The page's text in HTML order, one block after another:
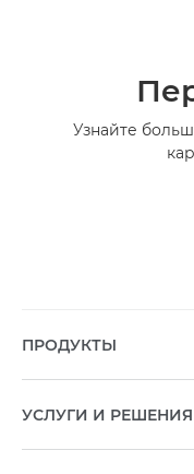
Узнайте
ПРОДУКТЫ
УСЛУГИ И РЕШЕНИЯ